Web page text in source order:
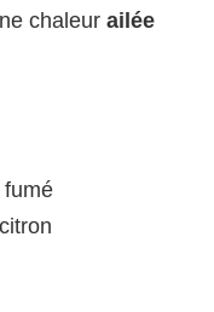
chaleur ailée
fumé